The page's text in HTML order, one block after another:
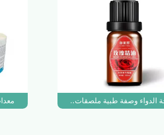
مختبر تجميد ملصق المخدرات الخطرة الحيوانات
الدواء وصفة طبية ملصقات التسمية لفة الطباعة